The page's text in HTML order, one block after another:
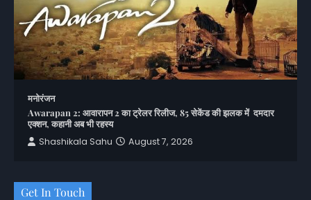
मनोरंजन
Awarapan 2: आवारापन 2 का ट्रेलर रिलीज, 85 सेकेंड की झलक में दमदार
एक्शन, कहानी अब भी रहस्य
Shashikala Sahu
August 7, 2026
Get In Touch